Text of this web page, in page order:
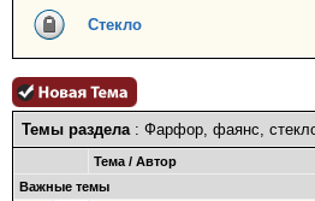
Стекло
Темы раздела: Фарфор, фаянс,
Тема / Автор
Важные темы